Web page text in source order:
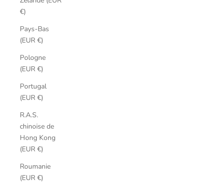
€)
Pays-Bas
(EUR €)
Pologne
(EUR €)
Portugal
(EUR €)
R.A.S.
chinoise de
Hong Kong
(EUR €)
Roumanie
(EUR €)